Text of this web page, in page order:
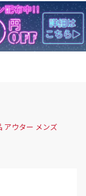
アウター メンズ